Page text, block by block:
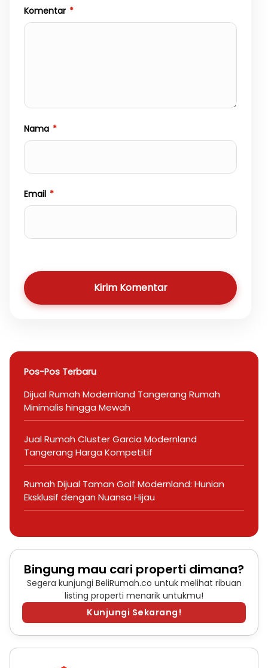
Komentar *
Nama *
Email *
Kirim Komentar
Pos-Pos Terbaru
Dijual Rumah Modernland Tangerang Rumah
Minimalis hingga Mewah
Jual Rumah Cluster Garcia Modernland
Tangerang Harga Kompetitif
Rumah Dijual Taman Golf Modernland: Hunian
Eksklusif dengan Nuansa Hijau
Bingung mau cari properti dimana?
Segera kunjungi BeliRumah.co untuk melihat ribuan
listing properti menarik untukmu!
Kunjungi Sekarang!